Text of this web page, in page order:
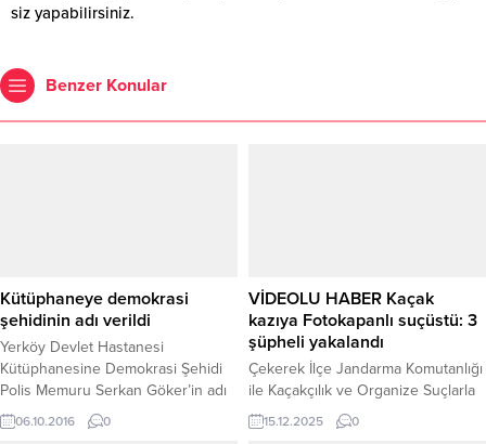
siz yapabilirsiniz.
Benzer Konular
Kütüphaneye demokrasi
şehidinin adı verildi
Yerköy Devlet Hastanesi
Kütüphanesine Demokrasi Şehidi
Polis Memuru Serkan Göker’in adı
verildi. Yerköy Devlet Hastanesi
içerisinde bulunan kütüphaneye,
06.10.2016 0
VİDEOLU HABER Kaçak
kazıya Fotokapanlı suçüstü: 3
şüpheli yakalandı
Çekerek İlçe Jandarma Komutanlığı
ile Kaçakçılık ve Organize Suçlarla
Mücadele (KOM) Şube Müdürlüğü
ekiplerince yürütülen müşterek
15.12.2025 0